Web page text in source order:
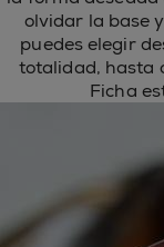
olvidar la base
puedes elegir
totalidad, hasta
Ficha